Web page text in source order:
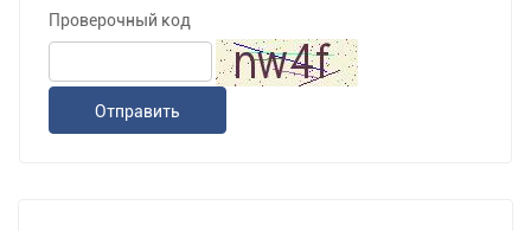
Проверочный код
Отправить